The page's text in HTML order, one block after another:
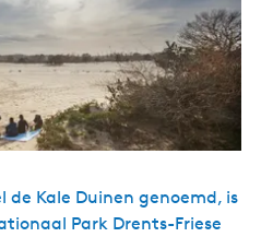
Kale Duinen genoemd, is
Park Drents-Friese